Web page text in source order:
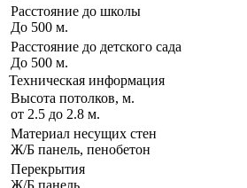
Расстояние до школы
До 500 м.
Расстояние до детского сада
До 500 м.
Техническая информация
Высота потолков, м.
от 2.5 до 2.8 м.
Материал несущих стен
Ж/Б панель, пенобетон
Перекрытия
Ж/Б панель